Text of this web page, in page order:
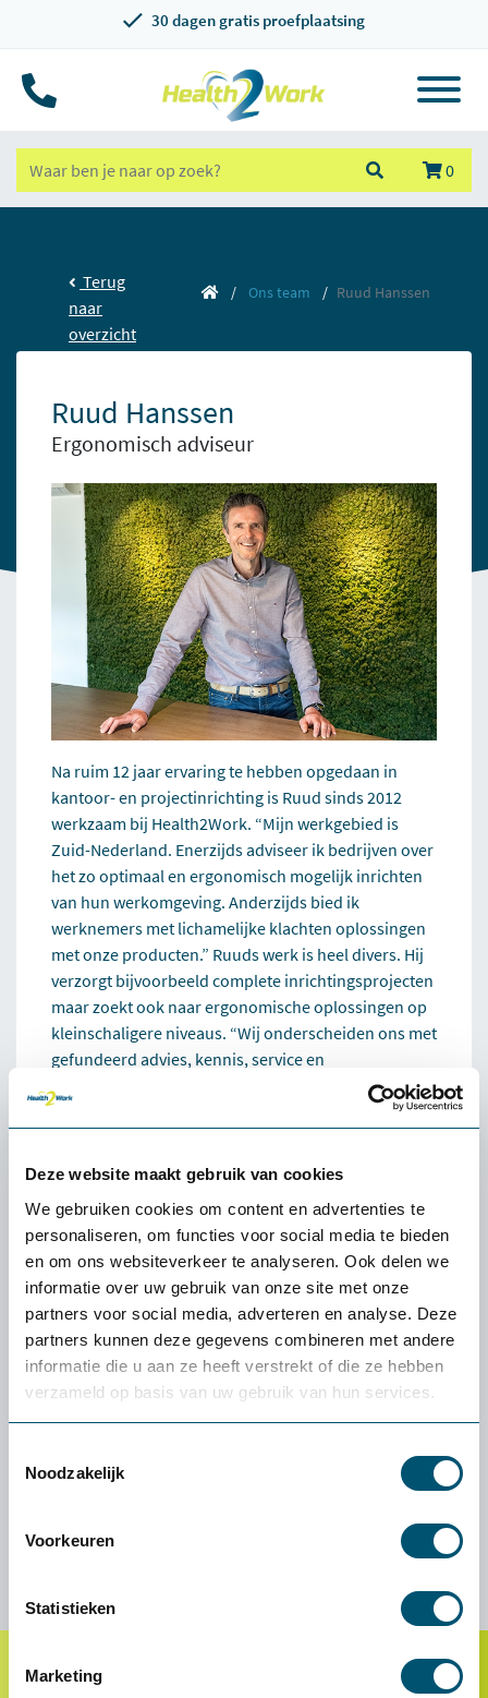
Deze website maakt gebruik van cookies
We gebruiken cookies om content en advertenties te
personaliseren, om functies voor social media te bieden
en om ons websiteverkeer te analyseren. Ook delen we
informatie over uw gebruik van onze site met onze
partners voor social media, adverteren en analyse. Deze
partners kunnen deze gegevens combineren met andere
informatie die u aan ze heeft verstrekt of die ze hebben
verzameld op basis van uw gebruik van hun services.
Noodzakelijk
Voorkeuren
Statistieken
Marketing
30 dagen gratis proefplaatsing
0
Terug
naar
overzicht
Ons team Ruud Hanssen
Ruud Hanssen
Ergonomisch adviseur
Na ruim 12 jaar ervaring te hebben opgedaan in
kantoor- en projectinrichting is Ruud sinds 2012
werkzaam bij Health2Work. “Mijn werkgebied is
Zuid-Nederland. Enerzijds adviseer ik bedrijven over
het zo optimaal en ergonomisch mogelijk inrichten
van hun werkomgeving. Anderzijds bied ik
werknemers met lichamelijke klachten oplossingen
met onze producten.” Ruuds werk is heel divers. Hij
verzorgt bijvoorbeeld complete inrichtingsprojecten
maar zoekt ook naar ergonomische oplossingen op
kleinschaligere niveaus. “Wij onderscheiden ons met
gefundeerd advies, kennis, service en
proefplaatsingen. En we doen wat we zeggen.”
in Roermond. Na meer dan 20 jaar op het hoogste
niveau in de handbalsport actief te zijn geweest is
sporten en vitaliteit hem niet vreemd! De
handbalschoenen heeft hij inmiddels omgeruild
voor de racefiets. Hij neemt regelmatig deel aan
mooie tochten en cyclo’s in binnen- en buitenland.
Heb je een vraag voor Ruud? Bel of mail hem, of
stuur een bericht via LinkedIn.
LinkedIn